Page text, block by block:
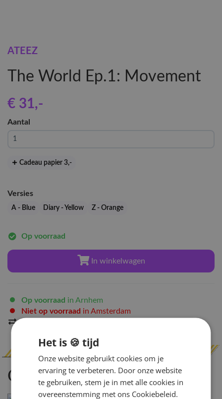
ATEEZ
The World Ep.1: Movement
€ 31,-
Aantal
Cadeau papier 3,-
Versies
A - Blue Diary - Yellow Z - Orange
Op voorraad
In winkelwagen
Op voorraad in Arnhem
Niet op voorraad in Amsterdam
Omschrijving
Het is 🍪 tijd
Onze website gebruikt cookies om je
ervaring te verbeteren. Door onze website
te gebruiken, stem je in met alle cookies in
overeenstemming met ons Cookiebeleid.